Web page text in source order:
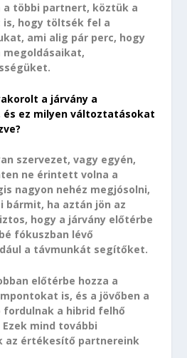
a többi partnert, köztük a
hogy töltsék fel a
ami alig pár perc, hogy
a járvány a
és ez milyen változtatásokat
szervezet, vagy egyén,
ne érintett volna a
nagyon nehéz megjósolni,
bármit, ha aztán jön az
hogy a járvány előtérbe
fókuszban lévő
a távmunkát segítőket.
előtérbe hozza a
is, és a jövőben a
fordulnak a hibrid felhő
mind további
az értékesítő partnereink